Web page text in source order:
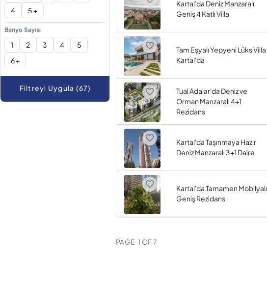
4
5 +
Banyo Sayısı
1 2 3 4
5
6 +
Filtreyi Uygula (67)
Kartal'da Deniz Manzaralı
Geniş 4 Katlı Villa
Tam Eşyalı Yepyeni Lüks Villa
Kartal'da
Tual Adalar'da Deniz ve
Orman Manzaralı 4+1
Rezidans
Kartal'da Taşınmaya Hazır
Deniz Manzaralı 3+1 Daire
Kartal'da Tamamen Mobilyalı
Geniş Rezidans
PAGE 1 OF7